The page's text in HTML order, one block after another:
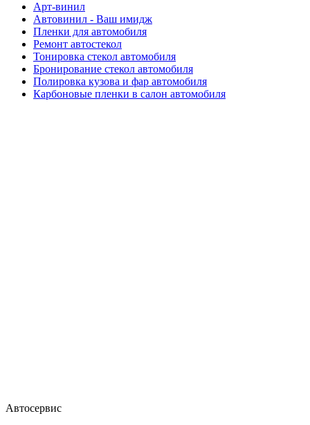
Арт-винил
Автовинил - Ваш имидж
Пленки для автомобиля
Ремонт автостекол
Тонировка стекол автомобиля
Бронирование стекол автомобиля
Полировка кузова и фар автомобиля
Карбоновые пленки в салон автомобиля
Автосервис